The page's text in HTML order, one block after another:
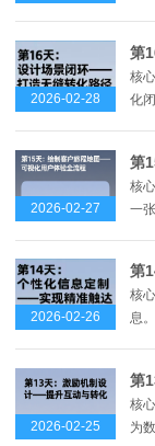
2026-02-28
第
核
化
2026-02-27
核
一张.
2026-02-26
第
核
息
2026-02-25
第
核
为